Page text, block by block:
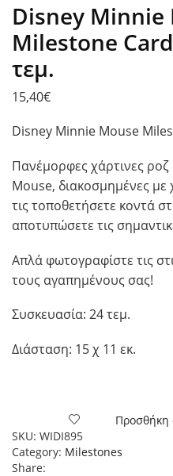
Disney Minnie
Milestone
τεμ.
15,40€
Disney Minnie Mouse
Πανέμορφες χάρτινες
Mouse, διακοσμημένες με
τις τοποθετήσετε κοντά
αποτυπώσετε τις
Απλά φωτογραφίστε τις
τους αγαπημένους σας!
Συσκευασία: 24 τεμ.
Διάσταση: 15 χ 11 εκ.
Προσθήκη
SKU: WIDI895
Category: Milestones
Share: